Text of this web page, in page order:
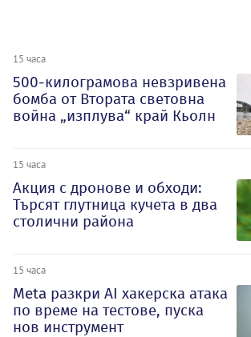
15 часа
500-килограмова невзривена
бомба от Втората световна
война „изплува“ край Кьолн
15 часа
Акция с дронове и обходи:
Търсят глутница кучета в два
столични района
15 часа
Meta разкри AI хакерска атака
по време на тестове, пуска
нов инструмент